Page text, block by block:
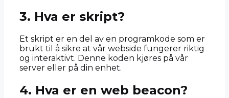
3. Hva er skript?
Et skript er en del av en programkode som er
brukt til å sikre at vår webside fungerer riktig
og interaktivt. Denne koden kjøres på vår
server eller på din enhet.
4. Hva er en web beacon?